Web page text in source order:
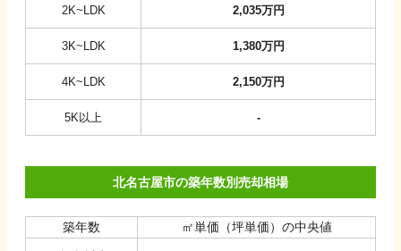
2K~LDK 2,035万円
3K~LDK 1,380万円
4K~LDK 2,150万円
5K以上 -
北名古屋市の築年数別売却相場
築年数 ㎡単価（坪単価）の中央値